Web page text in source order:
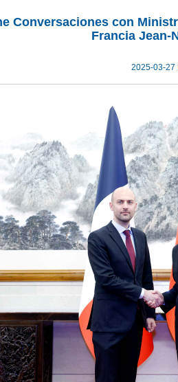
Conversaciones con
Francia Jean-
2025-03-27